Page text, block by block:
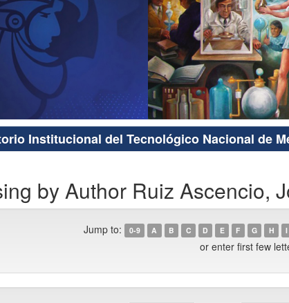
Institucional del Tecnológico Nacional de
by Author Ruiz Ascencio,
Jump to: 0-9 A B C D E F G H I
or enter first few